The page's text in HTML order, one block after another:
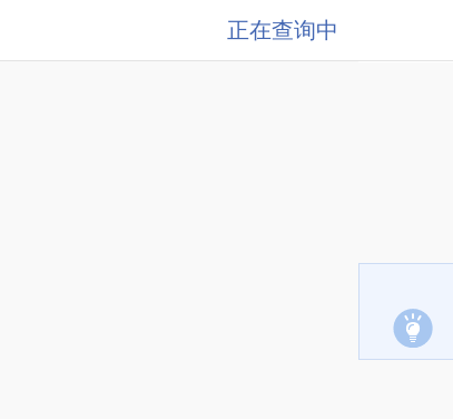
正在查询中